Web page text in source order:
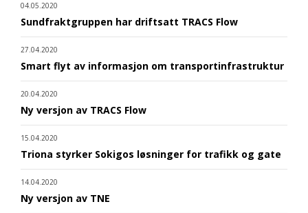
04.05.2020
Sundfraktgruppen har driftsatt TRACS Flow
27.04.2020
Smart flyt av informasjon om transportinfrastruktur
20.04.2020
Ny versjon av TRACS Flow
15.04.2020
Triona styrker Sokigos løsninger for trafikk og gate
14.04.2020
Ny versjon av TNE